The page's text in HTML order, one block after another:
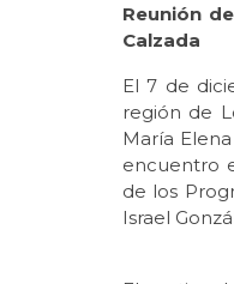
Reunión
Calzada
El 7 de
región de
María
encuentro
de los
Israel